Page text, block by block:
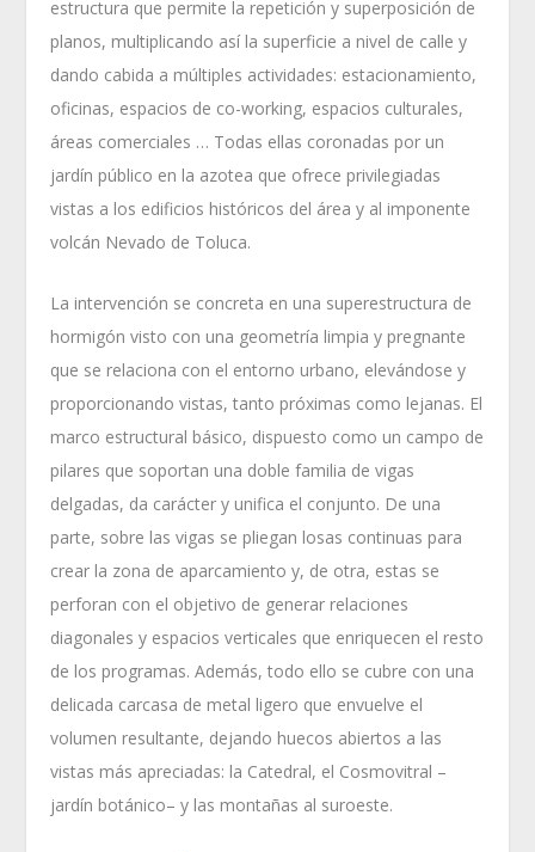
estructura que permite la repetición y superposición de
planos, multiplicando así la superficie a nivel de calle y
dando cabida a múltiples actividades: estacionamiento,
oficinas, espacios de co-working, espacios culturales,
áreas comerciales … Todas ellas coronadas por un
jardín público en la azotea que ofrece privilegiadas
vistas a los edificios históricos del área y al imponente
volcán Nevado de Toluca.
La intervención se concreta en una superestructura de
hormigón visto con una geometría limpia y pregnante
que se relaciona con el entorno urbano, elevándose y
proporcionando vistas, tanto próximas como lejanas. El
marco estructural básico, dispuesto como un campo de
pilares que soportan una doble familia de vigas
delgadas, da carácter y unifica el conjunto. De una
parte, sobre las vigas se pliegan losas continuas para
crear la zona de aparcamiento y, de otra, estas se
perforan con el objetivo de generar relaciones
diagonales y espacios verticales que enriquecen el resto
de los programas. Además, todo ello se cubre con una
delicada carcasa de metal ligero que envuelve el
volumen resultante, dejando huecos abiertos a las
vistas más apreciadas: la Catedral, el Cosmovitral –
jardín botánico– y las montañas al suroeste.